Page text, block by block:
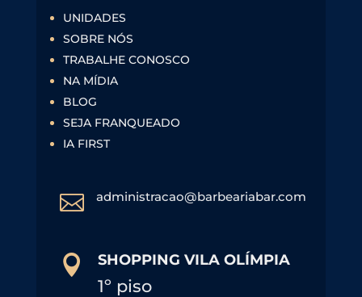
UNIDADES
SOBRE NÓS
TRABALHE CONOSCO
NA MÍDIA
BLOG
SEJA FRANQUEADO
IA FIRST
 administracao@barbeariabar.com
 SHOPPING VILA OLÍMPIA
1º piso